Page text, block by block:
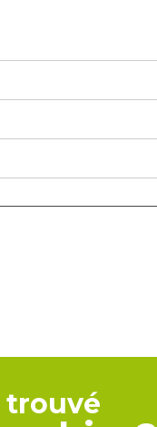
trouvé